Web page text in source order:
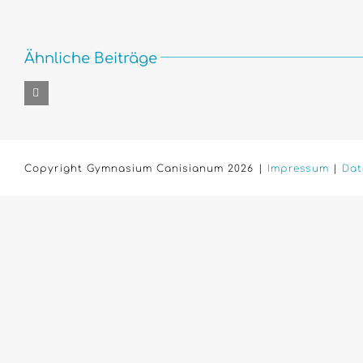
Ähnliche Beiträge
Copyright Gymnasium Canisianum 2026 | Impressum